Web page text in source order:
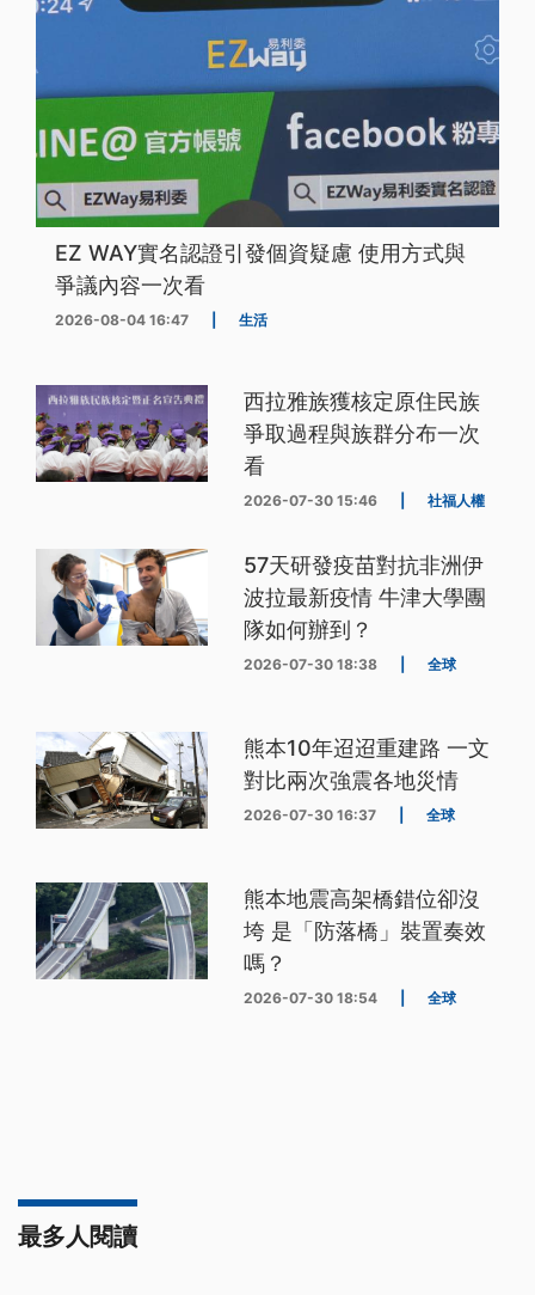
EZ WAY實名認證引發個資疑慮 使用方式與
爭議內容一次看
2026-08-04 16:47 生活
西拉雅族獲核定原住民族
爭取過程與族群分布一次
看
2026-07-30 15:46 社福人權
57天研發疫苗對抗非洲伊
波拉最新疫情 牛津大學團
隊如何辦到？
2026-07-30 18:38 全球
熊本10年迢迢重建路 一文
對比兩次強震各地災情
2026-07-30 16:37 全球
熊本地震高架橋錯位卻沒
垮 是「防落橋」裝置奏效
嗎？
2026-07-30 18:54 全球
最多人閱讀